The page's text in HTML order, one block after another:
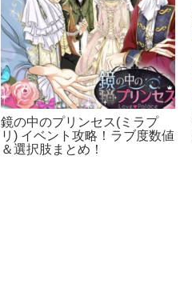
王子様のプロポーズEK イベ
ント攻略！ラブ度数値＆選択
肢まとめ！